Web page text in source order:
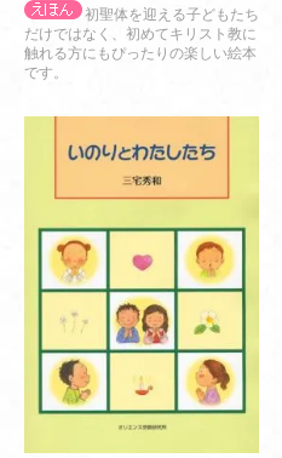
初聖体を迎える子どもたち
だけではなく、初めてキリスト教に
触れる方にもぴったりの楽しい絵本
です。